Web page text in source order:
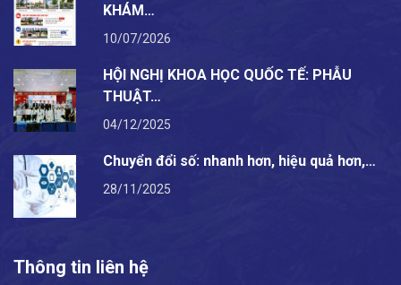
KHÁM…
10/07/2026
HỘI NGHỊ KHOA HỌC QUỐC TẾ: PHẪU
THUẬT…
04/12/2025
Chuyển đổi số: nhanh hơn, hiệu quả hơn,…
28/11/2025
Thông tin liên hệ